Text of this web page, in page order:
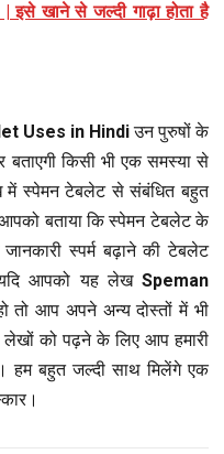
खाने से जल्दी गाढ़ा होता है
Uses in Hindiउन पुरुषों के
बताएगी किसी भी एक समस्या से
में स्पेमन टेबलेट से संबंधित बहुत
बताया कि स्पेमन टेबलेट के
स्पर्म बढ़ाने की टेबलेट
आपको यह लेख Speman
तो आप अपने अन्य दोस्तों में भी
को पढ़ने के लिए आप हमारी
हम बहुत जल्दी साथ मिलेंगे एक